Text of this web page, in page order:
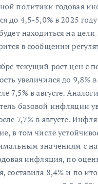
политики годовая
до 4,5-5,0% в 2025
находиться на
в сообщении
текущий рост цен с
увеличился до 9,8%
7,5% в августе.
базовой инфляции
7,7% в августе.
в том числе
значениям с
инфляция, по
составила 8,4% и по